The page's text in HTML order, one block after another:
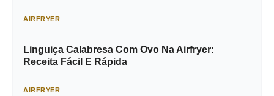
AIRFRYER
Linguiça Calabresa Com Ovo Na Airfryer:
Receita Fácil E Rápida
AIRFRYER